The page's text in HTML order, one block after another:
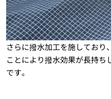
さらに撥水加工を施しており
ことにより撥水効果が長持ち
です。